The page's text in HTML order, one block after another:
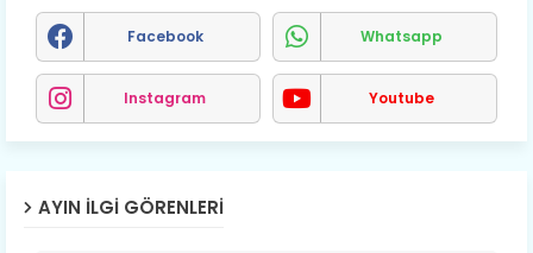
Facebook Whatsapp
Instagram Youtube
AYIN İLGI GÖRENLERI